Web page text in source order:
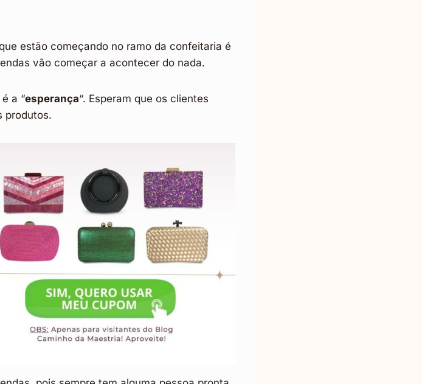
estão começando no ramo da confeitaria é
vão começar a acontecer do nada.
a “esperança“. Esperam que os clientes
produtos.